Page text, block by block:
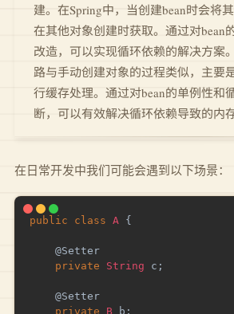
建。在Spring中，当创建bean时会将
在其他对象创建时获取。通过对bean
改造，可以实现循环依赖的解决方案
路与手动创建对象的过程类似，主要
行缓存处理。通过对bean的单例性和
断，可以有效解决循环依赖导致的内
在日常开发中我们可能会遇到以下场景：
public class A {
@Setter
private
String c ;
@Setter
private
B b ;